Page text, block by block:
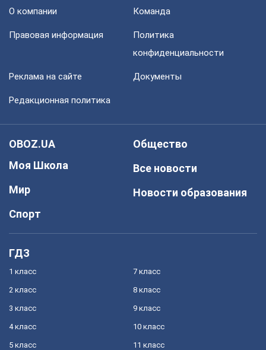
О компании Команда
Правовая информация
Политика
конфиденциальности
Реклама на сайте Документы
Редакционная политика
OBOZ.UA
Моя Школа
Мир
Спорт
Общество
Все новости
Новости образования
ГДЗ
1 класс
2 класс
3 класс
4 класс
5 класс
7 класс
8 класс
9 класс
10 класс
11 класс